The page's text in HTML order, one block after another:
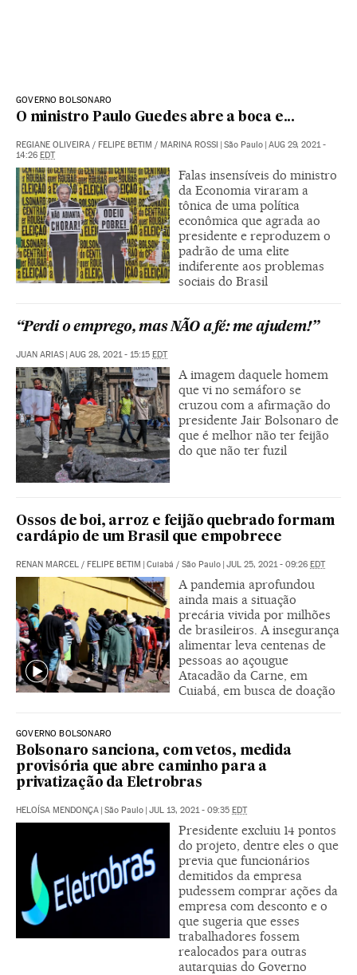
GOVERNO BOLSONARO
O ministro Paulo Guedes abre a boca e...
REGIANE OLIVEIRA / FELIPE BETIM / MARINA ROSSI | São Paulo | AUG 29, 2021 -
14:26 EDT
Falas insensíveis do ministro
da Economia viraram a
tônica de uma política
econômica que agrada ao
presidente e reproduzem o
padrão de uma elite
indiferente aos problemas
sociais do Brasil
“Perdi o emprego, mas NÃO a fé: me ajudem!”
JUAN ARIAS | AUG 28, 2021 - 15:15 EDT
A imagem daquele homem
que vi no semáforo se
cruzou com a afirmação do
presidente Jair Bolsonaro de
que é melhor não ter feijão
do que não ter fuzil
Ossos de boi, arroz e feijão quebrado formam
cardápio de um Brasil que empobrece
RENAN MARCEL / FELIPE BETIM | Cuiabá / São Paulo | JUL 25, 2021 - 09:26 EDT
A pandemia aprofundou
ainda mais a situação
precária vivida por milhões
de brasileiros. A insegurança
alimentar leva centenas de
pessoas ao açougue
Atacadão da Carne, em
Cuiabá, em busca de doação
GOVERNO BOLSONARO
Bolsonaro sanciona, com vetos, medida
provisória que abre caminho para a
privatização da Eletrobras
HELOÍSA MENDONÇA | São Paulo | JUL 13, 2021 - 09:35 EDT
Presidente excluiu 14 pontos
do projeto, dentre eles o que
previa que funcionários
demitidos da empresa
pudessem comprar ações da
empresa com desconto e o
que sugeria que esses
trabalhadores fossem
realocados para outras
autarquias do Governo